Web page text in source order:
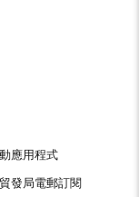
應用程式
發局電郵訂閱